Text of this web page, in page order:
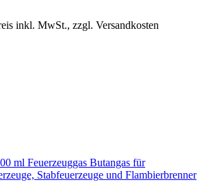
inkl. MwSt., zzgl. Versandkosten
ml Feuerzeuggas Butangas für
Stabfeuerzeuge und Flambierbrenner